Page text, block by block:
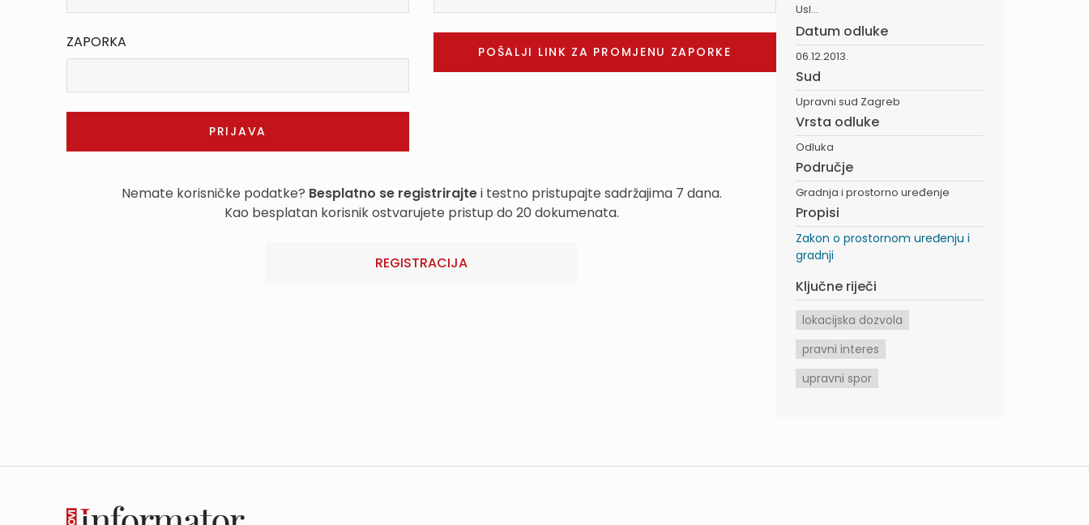
ZAPORKA
Nemate korisničke podatke? Besplatno se registrirajtei testno pristupajte sadržajima 7 dana.
Kao besplatan korisnik ostvarujete pristup do 20 dokumenata.
REGISTRACIJA
UsI...
Datum odluke
06.12.2013.
Sud
Upravni sud Zagreb
Vrsta odluke
Odluka
Područje
Gradnja i prostorno uređenje
Propisi
Zakon o prostornom uređenju i
gradnji
Ključne riječi
lokacijska dozvola
pravni interes
upravni spor